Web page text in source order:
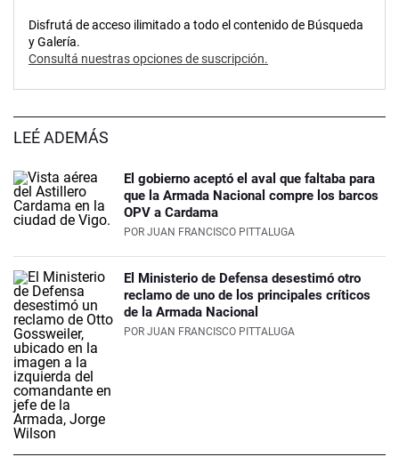
Disfrutá de acceso ilimitado a todo el contenido de Búsqueda
y Galería.
Consultá nuestras opciones de suscripción.
LEÉ ADEMÁS
El gobierno aceptó el aval que faltaba para
que la Armada Nacional compre los barcos
OPV a Cardama
POR JUAN FRANCISCO PITTALUGA
El Ministerio de Defensa desestimó otro
reclamo de uno de los principales críticos
de la Armada Nacional
POR JUAN FRANCISCO PITTALUGA